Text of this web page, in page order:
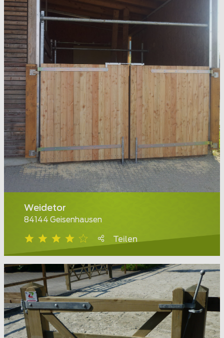
Weidetor
84144 Geisenhausen
Teilen